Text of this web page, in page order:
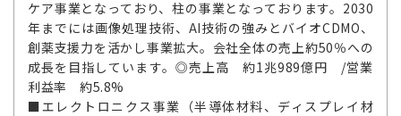
ケア事業となっており、柱の事業となっております。2030
年までには画像処理技術、AI技術の強みとバイオCDMO、
創薬支援力を活かし事業拡大。会社全体の売上約50％への
成長を目指しています。◎売上高 約1兆989億円 /営業
利益率 約5.8%
■エレクトロニクス事業（半導体材料、ディスプレイ材